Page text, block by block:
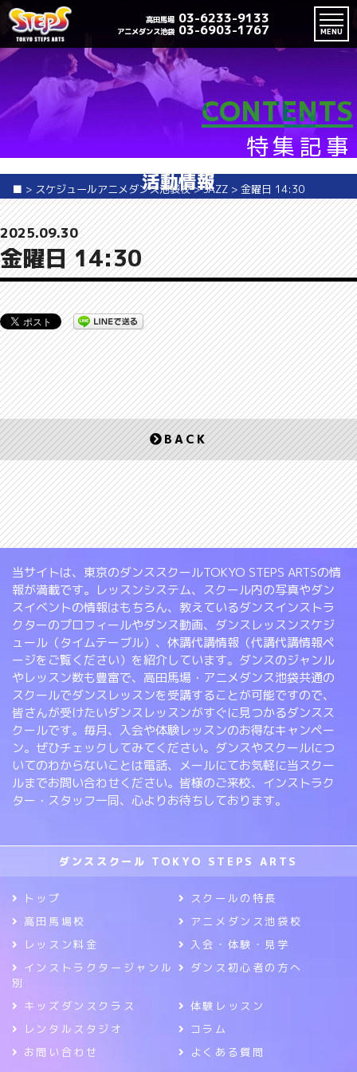
高田馬場 03-6233-9133
アニメダンス池袋 03-6903-1767 MENU
CONTENTS
特集記事
■ > スケジュールアニメダンス池袋校>JAZZ > 金曜日 14:30
活動情報
2025.09.30
金曜日 14:30
BACK
当サイトは、東京のダンススクールTOKYO STEPS ARTSの情
報が満載です。レッスンシステム、スクール内の写真やダン
スイベントの情報はもちろん、教えているダンスインストラ
クターのプロフィールやダンス動画、ダンスレッスンスケジ
ュール（タイムテーブル）、休講代講情報（代講代講情報ペ
ージをご覧ください）を紹介しています。ダンスのジャンル
やレッスン数も豊富で、高田馬場・アニメダンス池袋共通の
スクールでダンスレッスンを受講することが可能ですので、
皆さんが受けたいダンスレッスンがすぐに見つかるダンスス
クールです。毎月、入会や体験レッスンのお得なキャンペー
ン。ぜひチェックしてみてください。ダンスやスクールにつ
いてのわからないことは電話、メールにてお気軽に当スクー
ルまでお問い合わせください。皆様のご来校、インストラク
ター・スタッフ一同、心よりお待ちしております。
ダンススクール TOKYO STEPS ARTS
トップ
スクールの特長
高田馬場校
アニメダンス池袋校
レッスン料金
入会・体験・見学
インストラクタージャンル
別
ダンス初心者の方へ
キッズダンスクラス
体験レッスン
レンタルスタジオ
コラム
お問い合わせ
よくある質問